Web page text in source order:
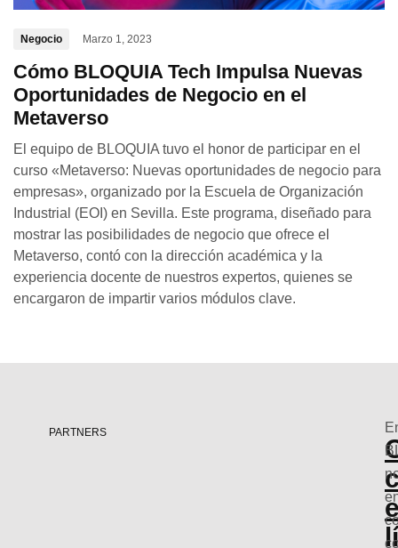
Negocio Marzo 1, 2023
Cómo BLOQUIA Tech Impulsa Nuevas
Oportunidades de Negocio en el
Metaverso
El equipo de BLOQUIA tuvo el honor de participar en el
curso «Metaverso: Nuevas oportunidades de negocio para
empresas», organizado por la Escuela de Organización
Industrial (EOI) en Sevilla. Este programa, diseñado para
mostrar las posibilidades de negocio que ofrece el
Metaverso, contó con la dirección académica y la
experiencia docente de nuestros expertos, quienes se
encargaron de impartir varios módulos clave.
PARTNERS